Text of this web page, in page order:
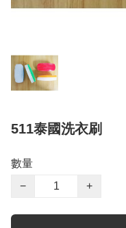
511泰國洗衣刷
數量
−
+